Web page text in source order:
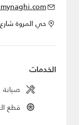
حي المروة
الخدمات
صيانة
قطع